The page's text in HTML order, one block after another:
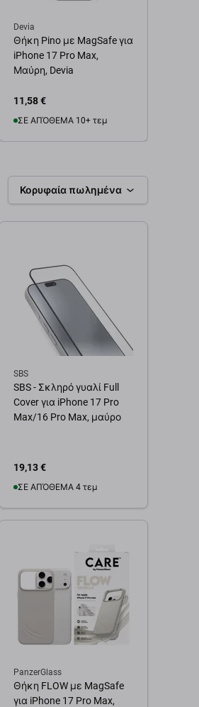
Devia
Θήκη Pino με MagSafe για
iPhone 17 Pro Max,
Μαύρη, Devia
11,58 €
ΣΕ ΑΠΌΘΕΜΑ 10+ τεμ
Κορυφαία πωλημένα
SBS
SBS - Σκληρό γυαλί Full
Cover για iPhone 17 Pro
Max/16 Pro Max, μαύρο
19,13 €
ΣΕ ΑΠΌΘΕΜΑ 4 τεμ
PanzerGlass
Θήκη FLOW με MagSafe
για iPhone 17 Pro Max,